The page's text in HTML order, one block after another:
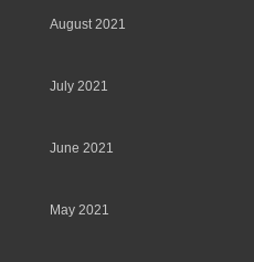
August 2021
July 2021
June 2021
May 2021